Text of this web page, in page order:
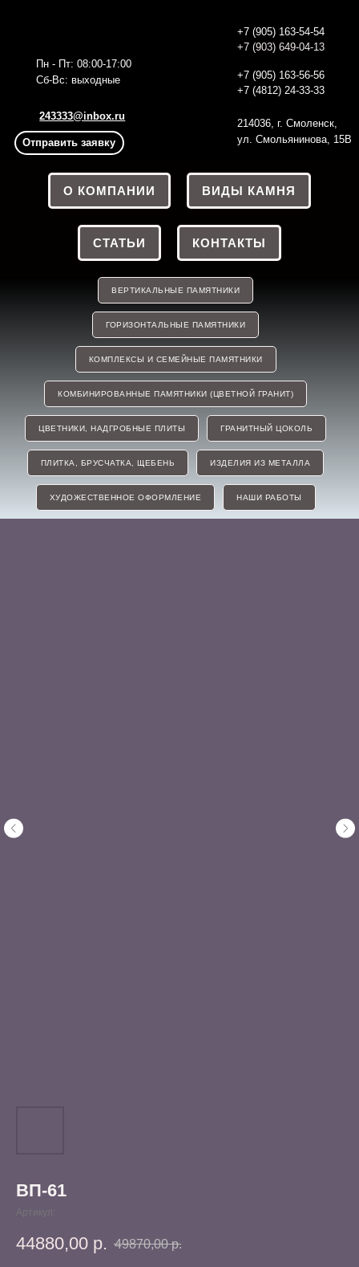
214036, г. Смоленск,
ул. Смольянинова, 15В
Пн - Пт: 08:00-17:00
Сб-Вс: выходные
+7 (905) 163-54-54
+7 (903) 649-04-13
243333@inbox.ru
Отправить заявку
+7 (905) 163-56-56
+7 (4812) 24-33-33
О КОМПАНИИ ВИДЫ КАМНЯ
СТАТЬИ КОНТАКТЫ
ВЕРТИКАЛЬНЫЕ ПАМЯТНИКИ
ГОРИЗОНТАЛЬНЫЕ ПАМЯТНИКИ
КОМПЛЕКСЫ И СЕМЕЙНЫЕ ПАМЯТНИКИ
КОМБИНИРОВАННЫЕ ПАМЯТНИКИ (ЦВЕТНОЙ ГРАНИТ)
ЦВЕТНИКИ, НАДГРОБНЫЕ ПЛИТЫ ГРАНИТНЫЙ ЦОКОЛЬ
ПЛИТКА, БРУСЧАТКА, ЩЕБЕНЬ ИЗДЕЛИЯ ИЗ МЕТАЛЛА
ХУДОЖЕСТВЕННОЕ ОФОРМЛЕНИЕ НАШИ РАБОТЫ
ВП-61
Артикул:
44880,00 р. 49870,00 р.